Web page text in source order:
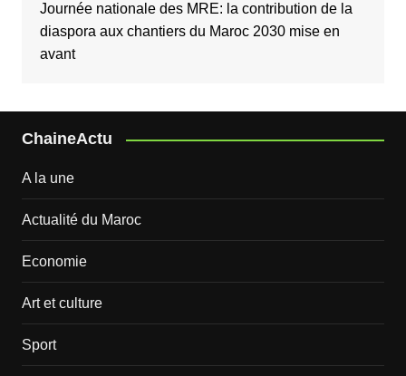
Journée nationale des MRE: la contribution de la
diaspora aux chantiers du Maroc 2030 mise en
avant
ChaineActu
A la une
Actualité du Maroc
Economie
Art et culture
Sport